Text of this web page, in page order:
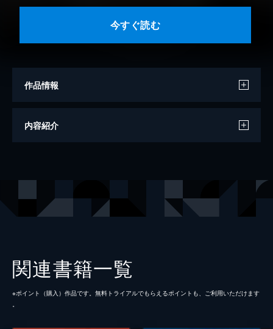
今すぐ読む
作品情報
著者
内容紹介
関連書籍一覧
※ポイント（購⼊）作品です。無料トライアルでもらえるポイントも、ご利⽤いただけます
。